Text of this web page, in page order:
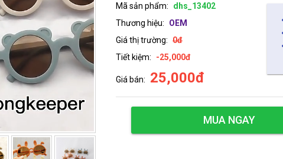
Mã sản phẩm:
dhs_13402
Thương hiệu:
OEM
Giá thị trường: 0đ
Tiết kiệm:
-25,000đ
Giá bán: 25,000đ
MUA NGAY